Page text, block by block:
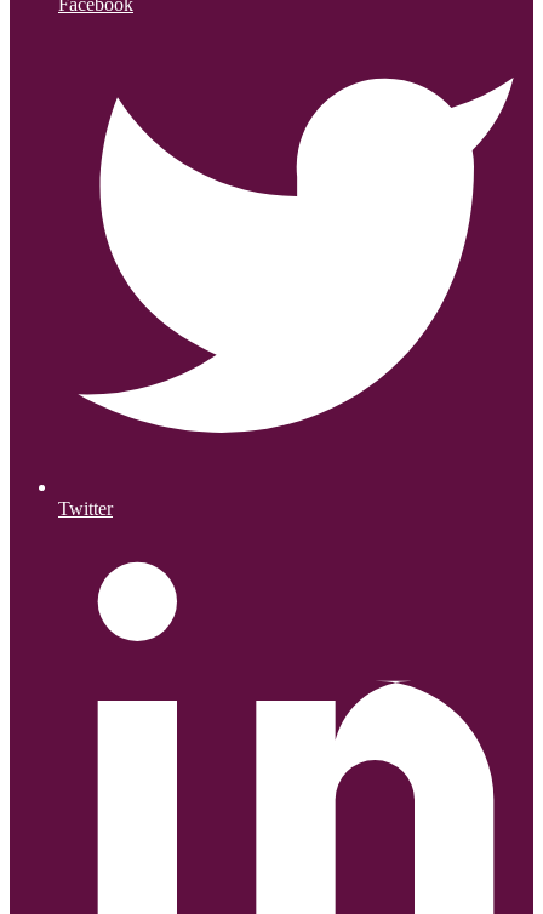
Facebook
Twitter